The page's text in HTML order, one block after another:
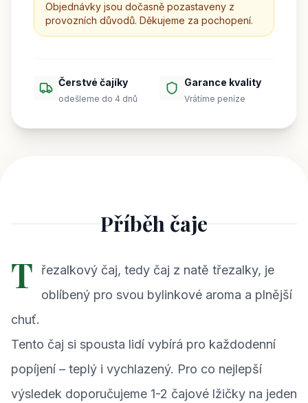
Objednávky jsou dočasně pozastaveny z
provozních důvodů. Děkujeme za pochopení.
Čerstvé čajíky
odešleme do 4 dnů
Garance kvality
Vrátíme peníze
Příběh čaje
T
řezalkový čaj, tedy čaj z natě třezalky, je
oblíbený pro svou bylinkové aroma a plnější
chuť.
Tento čaj si spousta lidí vybírá pro každodenní
popíjení – teplý i vychlazený. Pro co nejlepší
výsledek doporučujeme 1-2 čajové lžičky na jeden